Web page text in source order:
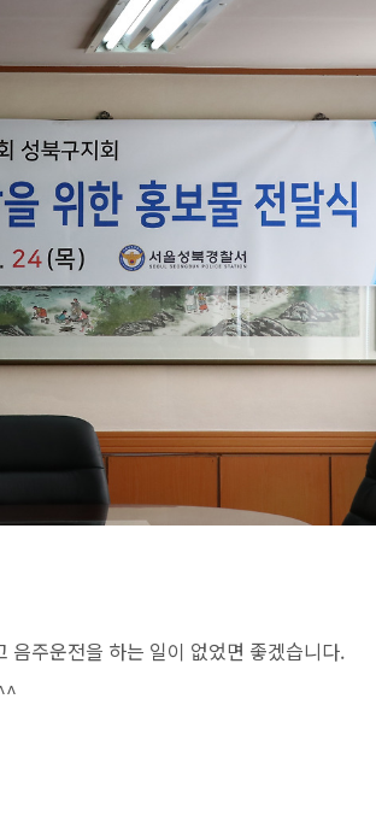
음주운전을 하는 일이 없었면 좋겠습니다.